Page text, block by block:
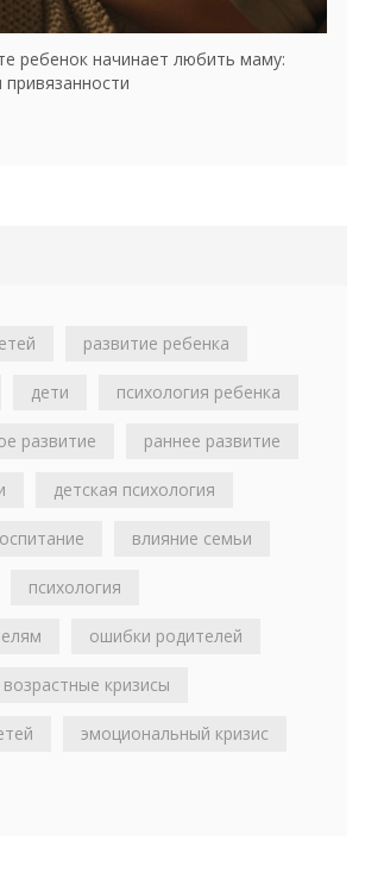
ребенок начинает любить маму:
развитие ребенка
дети психология ребенка
развитие раннее развитие
детская психология
влияние семьи
психология
ошибки родителей
возрастные кризисы
эмоциональный кризис